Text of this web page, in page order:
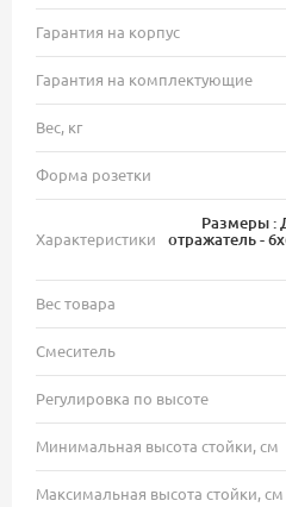
Гарантия на корпус
Гарантия на комплектующие
Вес, кг
Форма розетки
Характеристики
Размеры :
отражатель -
Вес товара
Смеситель
Регулировка по высоте
Минимальная высота стойки, см
Максимальная высота стойки, см